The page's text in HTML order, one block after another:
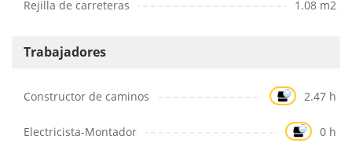
Rejilla de carreteras 1.08 m2
Trabajadores
Constructor de caminos 2.47 h
Electricista-Montador 0 h